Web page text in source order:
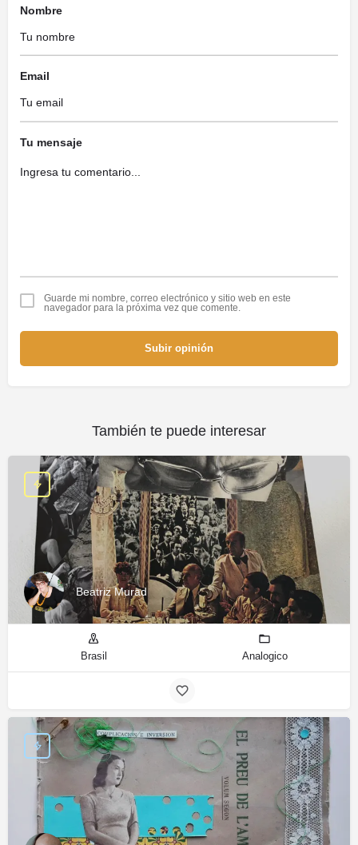
Nombre
Email
Tu mensaje
Guarde mi nombre, correo electrónico y sitio web en este
navegador para la próxima vez que comente.
Subir opinión
También te puede interesar
Beatriz Murad
Brasil Analogico